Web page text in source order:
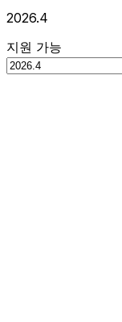
2026.4
지원 가능